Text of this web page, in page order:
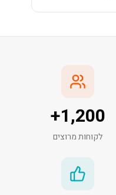
1,200
+
לקוחות מרוצים